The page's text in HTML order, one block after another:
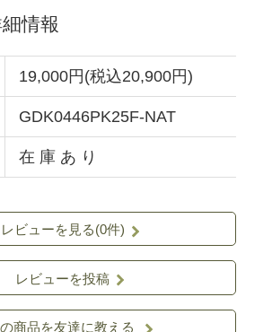
情報
19,000円(税込20,900円)
GDK0446PK25F-NAT
在 庫 あ り
レビューを見る(0件)
レビューを投稿
商品を友達に教える